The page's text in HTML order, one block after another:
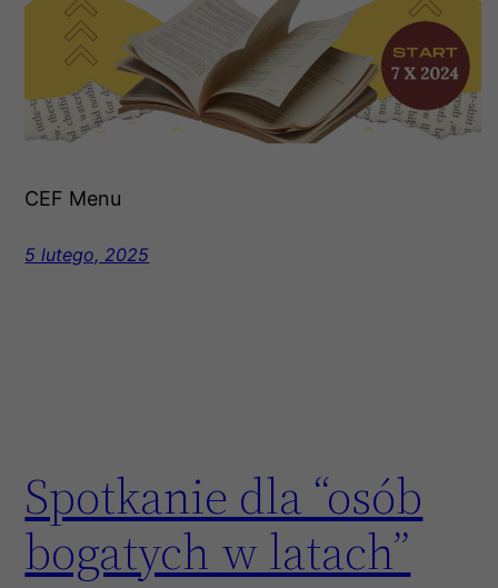
CEF Menu
5 lutego, 2025
Spotkanie dla “osób
bogatych w latach”